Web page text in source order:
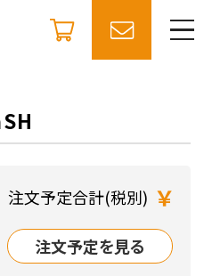
注文予定合計(税別) ￥
注文予定を見る